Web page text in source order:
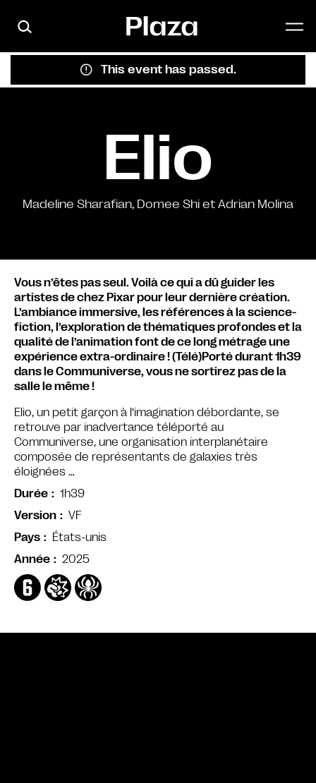
This event has passed.
Elio
Madeline Sharafian, Domee Shi et Adrian Molina
Vous n’êtes pas seul. Voilà ce qui a dû guider les
artistes de chez Pixar pour leur dernière création.
L’ambiance immersive, les références à la science-
fiction, l’exploration de thématiques profondes et la
qualité de l’animation font de ce long métrage une
expérience extra-ordinaire ! (Télé)Porté durant 1h39
dans le Communiverse, vous ne sortirez pas de la
salle le même !
Elio, un petit garçon à l’imagination débordante, se
retrouve par inadvertance téléporté au
Communiverse, une organisation interplanétaire
composée de représentants de galaxies très
éloignées …
Durée
1h39
Version
VF
Pays
États-unis
Année
2025